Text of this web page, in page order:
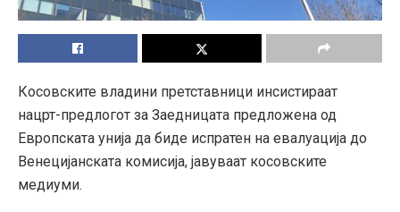
Косовските владини претставници инсистираат
нацрт-предлогот за Заедницата предложена од
Европската унија да биде испратен на евалуација до
Венецијанската комисија, јавуваат косовските
медиуми.